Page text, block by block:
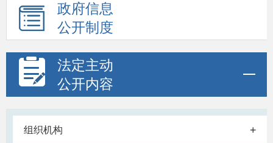
政府信息
公开制度
法定主动
公开内容
组织机构 +